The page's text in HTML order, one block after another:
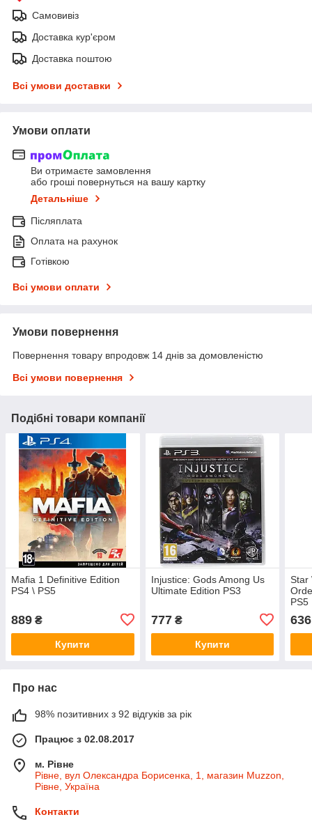
Самовивіз
Доставка кур'єром
Доставка поштою
Всі умови доставки
Умови оплати
Ви отримаєте замовлення
або гроші повернуться на вашу картку
Детальніше
Післяплата
Оплата на рахунок
Готівкою
Всі умови оплати
Умови повернення
Повернення товару впродовж 14 днів за домовленістю
Всі умови повернення
Подібні товари компанії
Mafia 1 Definitive Edition
PS4 \ PS5
889 ₴
Купити
Injustice: Gods Among Us
Ultimate Edition PS3
777₴
Купити
Star
PS5
636
Про нас
98% позитивних з 92 відгуків за рік
Працює з 02.08.2017
м. Рівне
Рівне, вул Олександра Борисенка, 1, магазин Muzzon,
Рівне, Україна
Контакти